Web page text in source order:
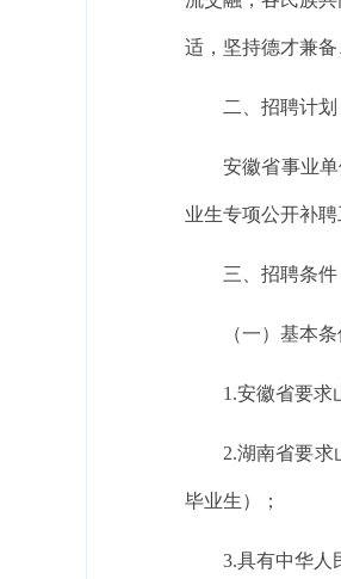
适，坚持德才兼备
二、招聘计划
安徽省事业
业生专项公开补聘
三、招聘条件
（一）基本
1.安徽省要求
2.湖南省要求
毕业生）；
3.具有中华人